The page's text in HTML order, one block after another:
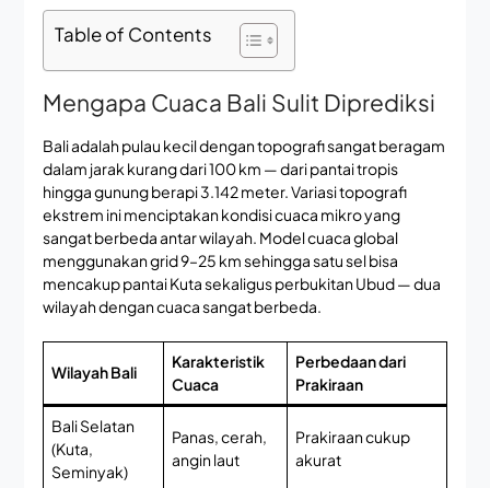
Table of Contents
Mengapa Cuaca Bali Sulit Diprediksi
Bali adalah pulau kecil dengan topografi sangat beragam
dalam jarak kurang dari 100 km — dari pantai tropis
hingga gunung berapi 3.142 meter. Variasi topografi
ekstrem ini menciptakan kondisi cuaca mikro yang
sangat berbeda antar wilayah. Model cuaca global
menggunakan grid 9–25 km sehingga satu sel bisa
mencakup pantai Kuta sekaligus perbukitan Ubud — dua
wilayah dengan cuaca sangat berbeda.
Wilayah Bali
Karakteristik
Cuaca
Perbedaan dari
Prakiraan
Bali Selatan
(Kuta,
Seminyak)
Panas, cerah,
angin laut
Prakiraan cukup
akurat